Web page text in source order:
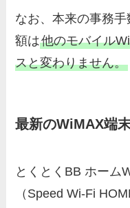
なお、本来の事務
額は他のモバイル
スと変わりません。
最新のWiMAX端
とくとくBB ホーム
（Speed Wi-Fi